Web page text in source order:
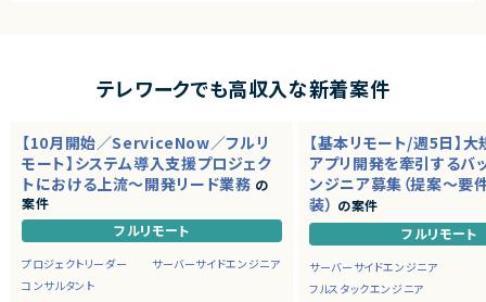
テレワークでも高収入な新着案件
【10月開始／ServiceNow／フルリ
モート】システム導入支援プロジェク
トにおける上流～開発リード業務 の
案件
フルリモート
プロジェクトリーダー
サーバーサイドエンジニア
コンサルタント
【基本リモート/週5日】
アプリ開発を牽引するバ
ンジニア募集（提案～要
装） の案件
フルリモート
サーバーサイドエンジニア
フルスタックエンジニア